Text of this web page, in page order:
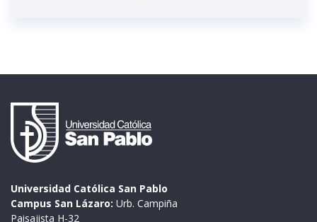
Universidad Católica San Pablo
Campus San Lázaro: Urb. Campiña
Paisajista H-32